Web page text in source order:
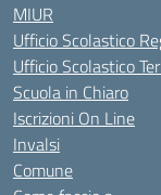
MIUR
Ufficio Scolastico
Ufficio Scolastico
Scuola in Chiaro
Iscrizioni On Line
Invalsi
Comune